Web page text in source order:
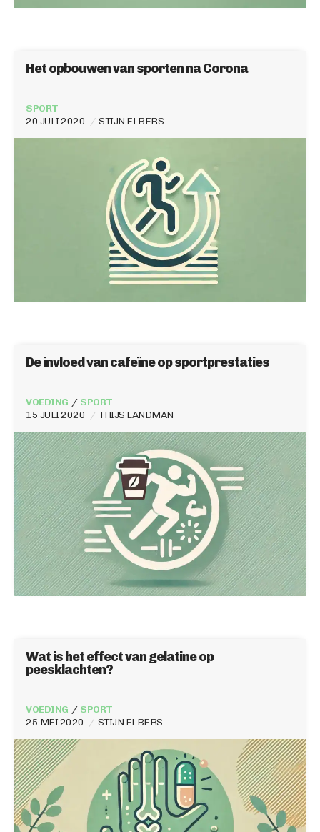
Het opbouwen van sporten na Corona
20 JULI 2020 STIJN ELBERS
SPORT
De invloed van cafeïne op sportprestaties
15 JULI 2020 THIJS LANDMAN
VOEDING SPORT
Wat is het effect van gelatine op
peesklachten?
25 MEI 2020 STIJN ELBERS
VOEDING SPORT